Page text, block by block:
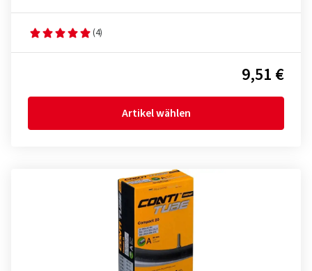
(4)
9,51 €
Artikel wählen